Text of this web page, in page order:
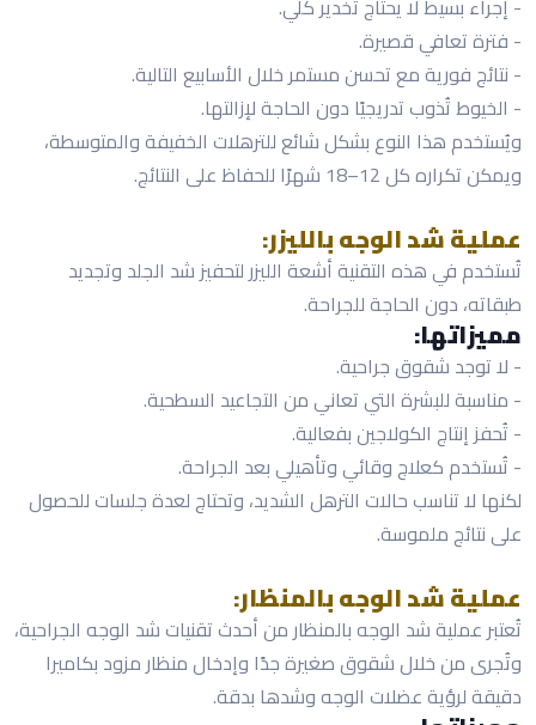
- فترة تعافي قصيرة.
- نتائج فورية مع تحسن مستمر خلال الأسابيع التالية.
- الخيوط تُذوب تدريجيًا دون الحاجة لإزالتها.
ويُستخدم هذا النوع بشكل شائع للترهلات الخفيفة والمتوسطة،
ويمكن تكراره كل 12–18 شهرًا للحفاظ على النتائج.
عملية شد الوجه بالليزر:
تُستخدم في هذه التقنية أشعة الليزر لتحفيز شد الجلد وتجديد
طبقاته، دون الحاجة للجراحة.
مميزاتها:
- لا توجد شقوق جراحية.
- مناسبة للبشرة التي تعاني من التجاعيد السطحية.
- تُحفز إنتاج الكولاجين بفعالية.
- تُستخدم كعلاج وقائي وتأهيلي بعد الجراحة.
لكنها لا تناسب حالات الترهل الشديد، وتحتاج لعدة جلسات للحصول
على نتائج ملموسة.
عملية شد الوجه بالمنظار:
تُعتبر عملية شد الوجه بالمنظار من أحدث تقنيات شد الوجه الجراحية،
وتُجرى من خلال شقوق صغيرة جدًا وإدخال منظار مزود بكاميرا
دقيقة لرؤية عضلات الوجه وشدها بدقة.